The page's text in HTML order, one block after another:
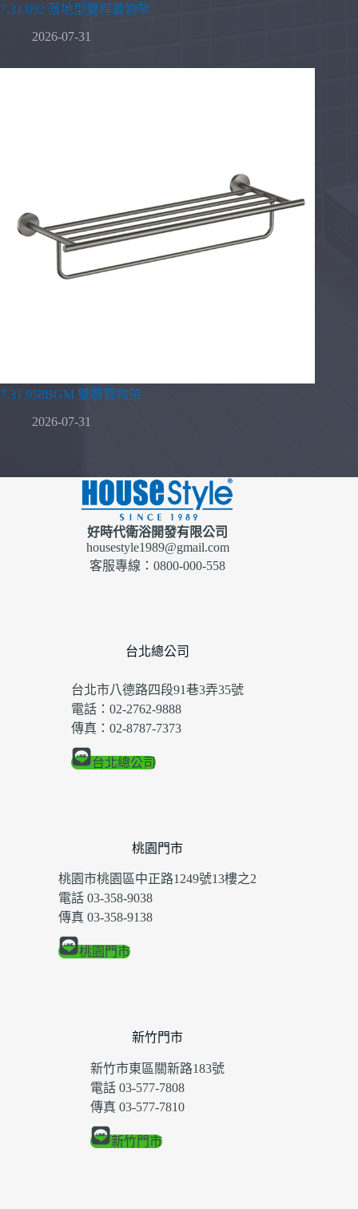
7.31.092 落地型雙桿置物架
2026-07-31
7.31.058BGM 雙層置物架
2026-07-31
好時代衛浴開發有限公司
housestyle1989@gmail.com
客服專線：0800-000-558
台北總公司
台北市八德路四段91巷3弄35號
電話：02-2762-9888
傳真：02-8787-7373
台北總公司
桃園門市
桃園市桃園區中正路1249號13樓之2
電話 03-358-9038
傳真 03-358-9138
桃園門市
新竹門市
新竹市東區關新路183號
電話 03-577-7808
傳真 03-577-7810
新竹門市